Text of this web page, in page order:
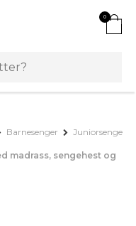
0
Barnesenger Juniorsenge
madrass, sengehest og